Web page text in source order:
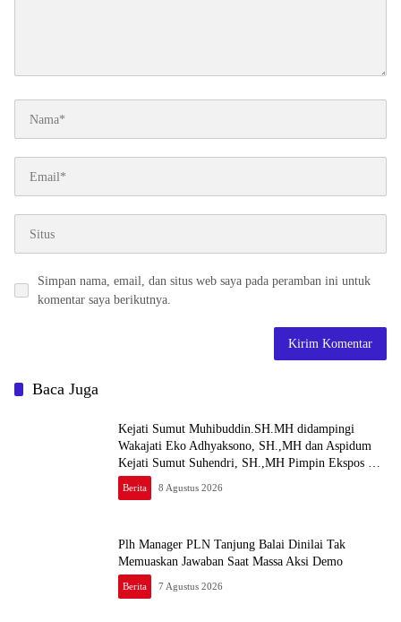
Simpan nama, email, dan situs web saya pada peramban ini untuk
komentar saya berikutnya.
Baca Juga
Kejati Sumut Muhibuddin.SH.MH didampingi
Wakajati Eko Adhyaksono, SH.,MH dan Aspidum
Kejati Sumut Suhendri, SH.,MH Pimpin Ekspos RJ
Di Kejari Medan
Berita 8 Agustus 2026
Plh Manager PLN Tanjung Balai Dinilai Tak
Memuaskan Jawaban Saat Massa Aksi Demo
Berita 7 Agustus 2026